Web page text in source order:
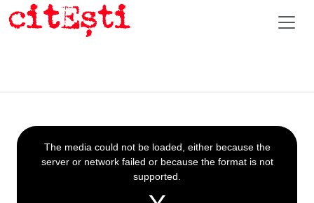
This
is
a
The media could not be loaded, either because the
server or network failed or because the format is not
supported.